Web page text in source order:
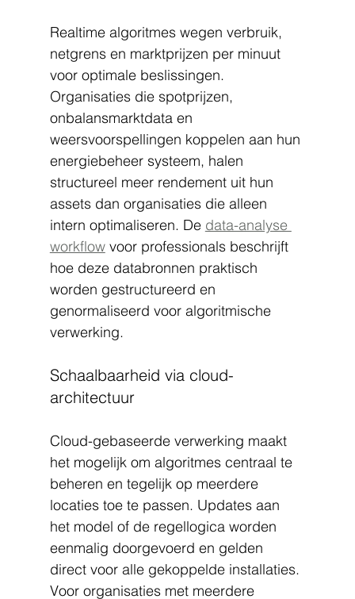
Realtime algoritmes wegen verbruik,
netgrens en marktprijzen per minuut
voor optimale beslissingen.
Organisaties die spotprijzen,
onbalansmarktdata en
weersvoorspellingen koppelen aan hun
energiebeheer systeem, halen
structureel meer rendement uit hun
assets dan organisaties die alleen
intern optimaliseren. De data-analyse
workflow voor professionals beschrijft
hoe deze databronnen praktisch
worden gestructureerd en
genormaliseerd voor algoritmische
verwerking.
Schaalbaarheid via cloud-
architectuur
Cloud-gebaseerde verwerking maakt
het mogelijk om algoritmes centraal te
beheren en tegelijk op meerdere
locaties toe te passen. Updates aan
het model of de regellogica worden
eenmalig doorgevoerd en gelden
direct voor alle gekoppelde installaties.
Voor organisaties met meerdere